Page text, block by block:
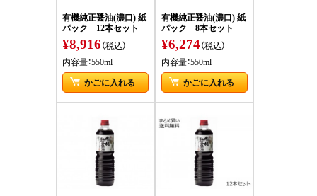
有機純正醤油(濃口) 紙
パック 12本セット
¥8,916（税込）
内容量：550ml
かごに入れる
有機純正醤油(濃口) 紙
パック 8本セット
¥6,274（税込）
内容量：550ml
かごに入れる